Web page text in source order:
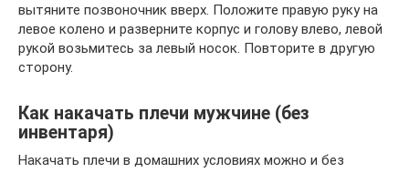
вытяните позвоночник вверх. Положите правую руку на
левое колено и разверните корпус и голову влево, левой
рукой возьмитесь за левый носок. Повторите в другую
сторону.
Как накачать плечи мужчине (без
инвентаря)
Накачать плечи в домашних условиях можно и без